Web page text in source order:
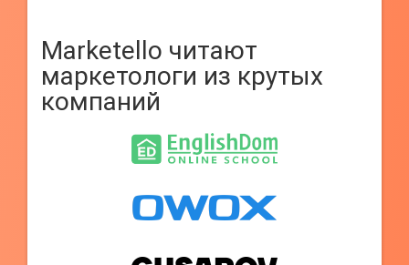
Marketello читают
маркетологи из крутых
компаний